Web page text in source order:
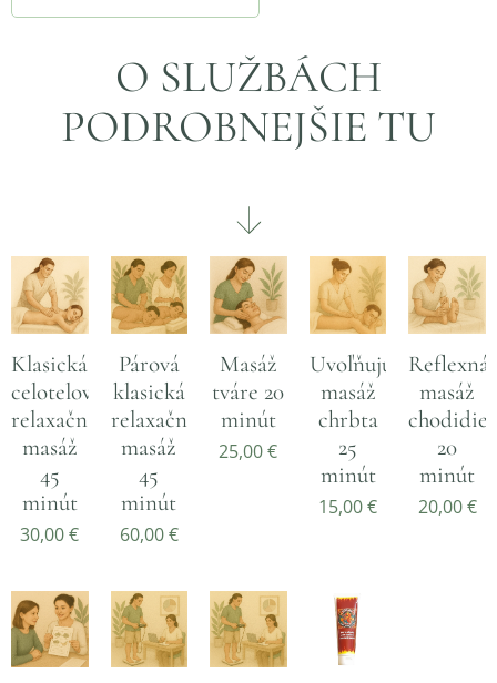
O SLUŽBÁCH
PODROBNEJŠIE TU
Klasická
celotelová
relaxačná
masáž
45
minút
30,00€
Párová
klasická
relaxačná
masáž
45
minút
60,00€
Masáž
tváre 20
minút
25,00€
Uvoľňujúca
masáž
chrbta
25
minút
15,00€
Reflexná
masáž
chodidiel
20
minút
20,00€